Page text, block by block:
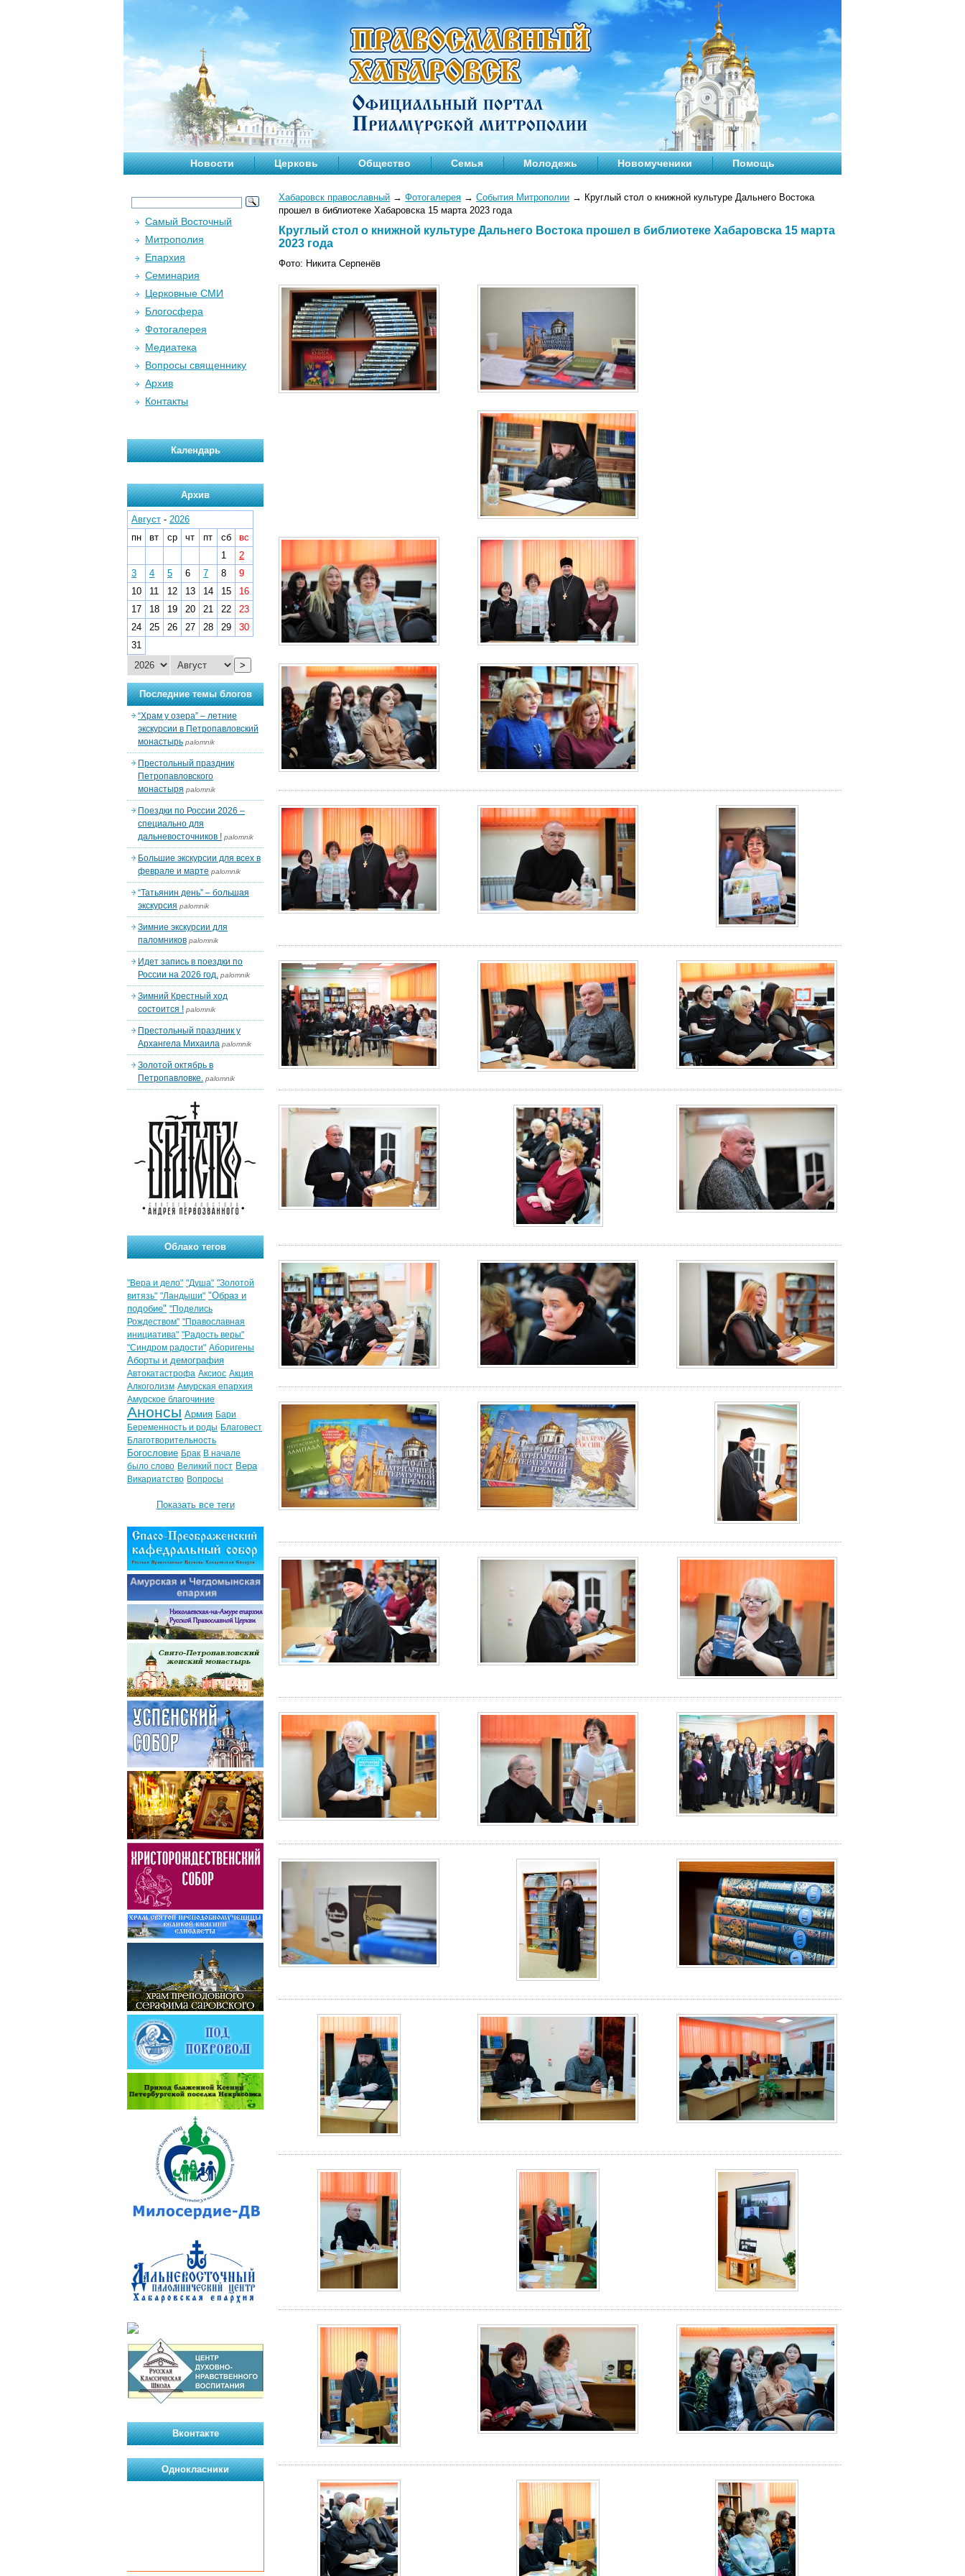
Новости Церковь Общество Семья Молодежь Новомученики Помощь
Хабаровск православный → Фотогалерея → События Митрополии → Круглый стол о книжной культуре Дальнего Востока
прошел в библиотеке Хабаровска 15 марта 2023 года
Круглый стол о книжной культуре Дальнего Востока прошел в библиотеке Хабаровска 15 марта
2023 года
Фото: Никита Серпенёв
Самый Восточный
Митрополия
Епархия
Семинария
Церковные СМИ
Блогосфера
Фотогалерея
Медиатека
Вопросы священнику
Архив
Контакты
Календарь
Архив
Август - 2026
пн
вт ср чт пт сб
вс
1
2
3
4 5 6 7 8
9
10
11 12 13 14 15
16
17
18 19 20 21 22
23
24
25 26 27 28 29
30
31
>
Последние темы блогов
“Храм у озера” – летние
экскурсии в Петропавловский
монастырь palomnik
Престольный праздник
Петропавловского
монастыря palomnik
Поездки по России 2026 –
специально для
дальневосточников ! palomnik
Большие экскурсии для всех в
феврале и марте palomnik
“Татьянин день” – большая
экскурсия palomnik
Зимние экскурсии для
паломников palomnik
Идет запись в поездки по
России на 2026 год. palomnik
Зимний Крестный ход
состоится ! palomnik
Престольный праздник у
Архангела Михаила palomnik
Золотой октябрь в
Петропавловке. palomnik
Облако тегов
"Вера и дело" "Душа" "Золотой
витязь" "Ландыши" "Образ и
подобие" "Поделись
Рождеством" "Православная
инициатива" "Радость веры"
"Синдром радости" Аборигены
Аборты и демография
Автокатастрофа Аксиос Акция
Алкоголизм Амурская епархия
Амурское благочиние
Анонсы Армия Бари
Беременность и роды Благовест
Благотворительность
Богословие Брак В начале
было слово Великий пост Вера
Викариатство Вопросы
Показать все теги
Вконтакте
Однокласники